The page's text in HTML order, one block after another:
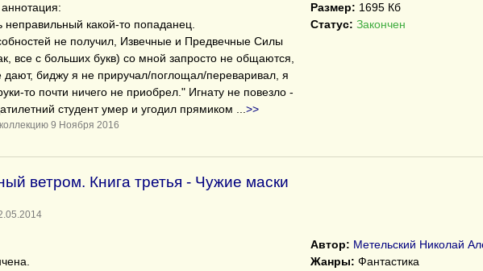
неправильный какой-то попаданец.
не получил, Извечные и Предвечные Силы
все с больших букв) со мной запросто не общаются,
дают, биджу я не приручал/поглощал/переваривал, я
то почти ничего не приобрел." Игнату не повезло -
студент умер и угодил прямиком
>>
9 Ноября 2016
Размер: 1695 Кб
Статус: Закончен
ветром. Книга третья - Чужие маски
Автор: Метельский Николай
Жанры: Фантастика